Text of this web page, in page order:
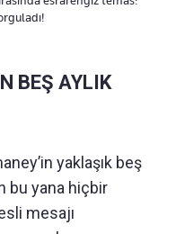
BEŞ AYLIK
yaklaşık beş
bu yana hiçbir
mesajı